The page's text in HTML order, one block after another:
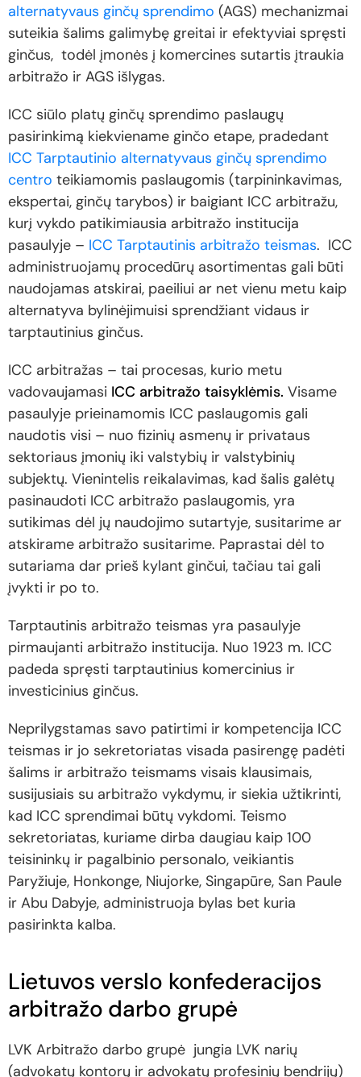
alternatyvaus ginčų sprendimo (AGS) mechanizmai
suteikia šalims galimybę greitai ir efektyviai spręsti
ginčus, todėl įmonės į komercines sutartis įtraukia
arbitražo ir AGS išlygas.
ICC siūlo platų ginčų sprendimo paslaugų
pasirinkimą kiekviename ginčo etape, pradedant
ICC Tarptautinio alternatyvaus ginčų sprendimo
centro teikiamomis paslaugomis (tarpininkavimas,
ekspertai, ginčų tarybos) ir baigiant ICC arbitražu,
kurį vykdo patikimiausia arbitražo institucija
pasaulyje – ICC Tarptautinis arbitražo teismas. ICC
administruojamų procedūrų asortimentas gali būti
naudojamas atskirai, paeiliui ar net vienu metu kaip
alternatyva bylinėjimuisi sprendžiant vidaus ir
tarptautinius ginčus.
ICC arbitražas – tai procesas, kurio metu
vadovaujamasi ICC arbitražo taisyklėmis. Visame
pasaulyje prieinamomis ICC paslaugomis gali
naudotis visi – nuo fizinių asmenų ir privataus
sektoriaus įmonių iki valstybių ir valstybinių
subjektų. Vienintelis reikalavimas, kad šalis galėtų
pasinaudoti ICC arbitražo paslaugomis, yra
sutikimas dėl jų naudojimo sutartyje, susitarime ar
atskirame arbitražo susitarime. Paprastai dėl to
sutariama dar prieš kylant ginčui, tačiau tai gali
įvykti ir po to.
Tarptautinis arbitražo teismas yra pasaulyje
pirmaujanti arbitražo institucija. Nuo 1923 m. ICC
padeda spręsti tarptautinius komercinius ir
investicinius ginčus.
Neprilygstamas savo patirtimi ir kompetencija ICC
teismas ir jo sekretoriatas visada pasirengę padėti
šalims ir arbitražo teismams visais klausimais,
susijusiais su arbitražo vykdymu, ir siekia užtikrinti,
kad ICC sprendimai būtų vykdomi. Teismo
sekretoriatas, kuriame dirba daugiau kaip 100
teisininkų ir pagalbinio personalo, veikiantis
Paryžiuje, Honkonge, Niujorke, Singapūre, San Paule
ir Abu Dabyje, administruoja bylas bet kuria
pasirinkta kalba.
Lietuvos verslo konfederacijos
arbitražo darbo grupė
LVK Arbitražo darbo grupė jungia LVK narių
(advokatų kontorų ir advokatų profesinių bendrijų)